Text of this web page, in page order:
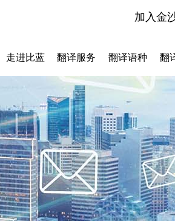
加入金
走进比蓝 翻译服务 翻译语种 翻